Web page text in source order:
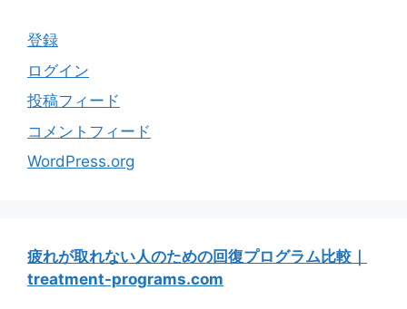
登録
ログイン
投稿フィード
コメントフィード
WordPress.org
疲れが取れない人のための回復プログラム比較｜
treatment-programs.com